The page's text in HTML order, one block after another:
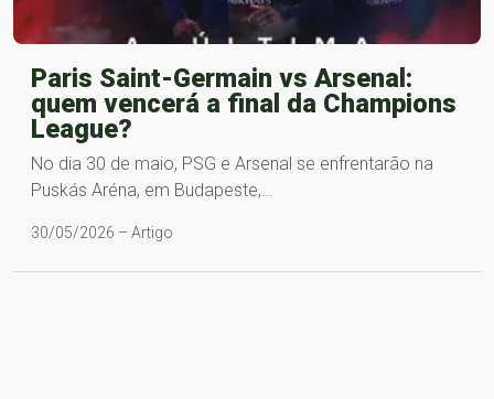
Paris Saint-Germain vs Arsenal:
quem vencerá a final da Champions
League?
No dia 30 de maio, PSG e Arsenal se enfrentarão na
Puskás Aréna, em Budapeste,…
30/05/2026 – Artigo